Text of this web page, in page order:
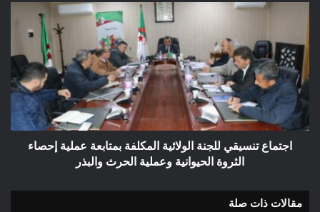
للجنة
الولائية
المكلفة
بمتابعة
عملية
إحصاء
الثروة
الحيوانية
والبذر
اجتماع تنسيقي للجنة الولائية المكلفة بمتابعة عملية إحصاء
الثروة الحيوانية وعملية الحرث والبذر
مقالات ذات صلة